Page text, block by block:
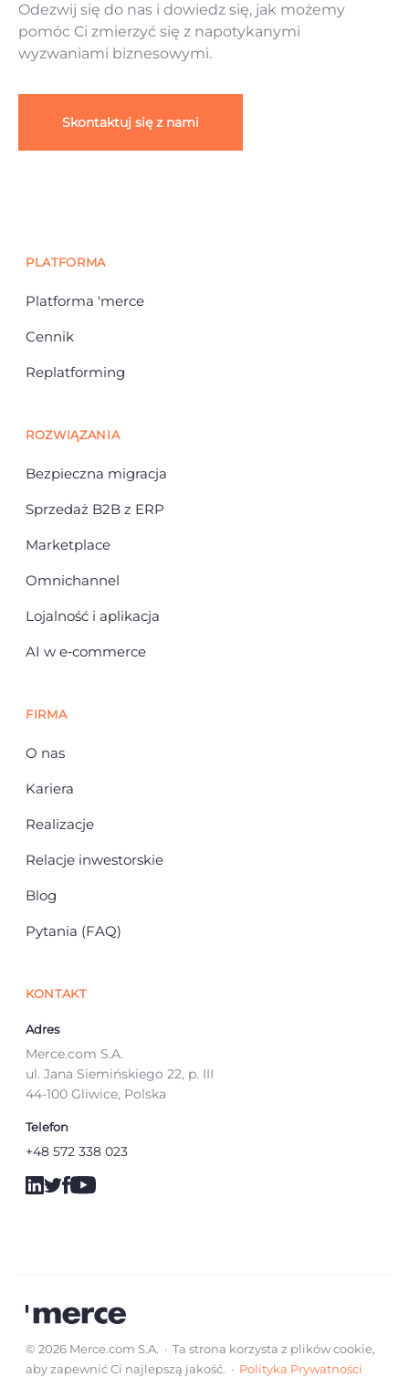
Odezwij się do nas i dowiedz się, jak możemy
pomóc Ci zmierzyć się z napotykanymi
wyzwaniami biznesowymi.
Skontaktuj się z nami
PLATFORMA
Platforma 'merce
Cennik
Replatforming
ROZWIĄZANIA
Bezpieczna migracja
Sprzedaż B2B z ERP
Marketplace
Omnichannel
Lojalność i aplikacja
AI w e‑commerce
FIRMA
O nas
Kariera
Realizacje
Relacje inwestorskie
Blog
Pytania (FAQ)
KONTAKT
Adres
Merce.com S.A.
ul. Jana Siemińskiego 22, p. III
44-100 Gliwice, Polska
Telefon
+48 572 338 023
© 2026 Merce.com S.A. · Ta strona korzysta z plików cookie,
aby zapewnić Ci najlepszą jakość. · Polityka Prywatności